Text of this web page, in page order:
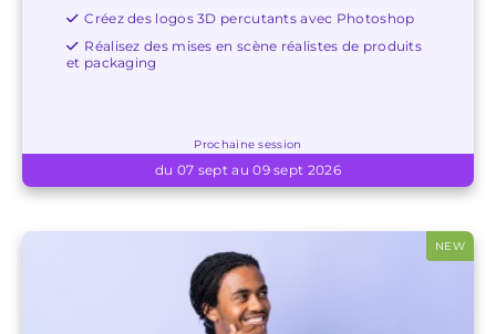
Créez des logos 3D percutants avec Photoshop
Réalisez des mises en scène réalistes de produits
et packaging
Prochaine session
du 07 sept au 09 sept 2026
NEW